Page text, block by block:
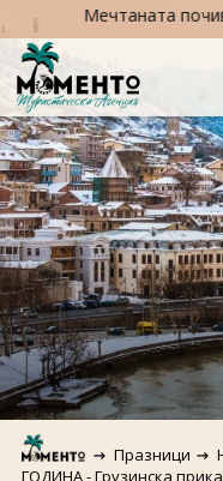
Мечтаната
ДЕСТИНАЦИИ
Австралия и Океания
Азия
Африка
Европа
Северна Америка
Южна Америка
ХОТЕЛИ
Хотели в България
Хотели в Гърция
Хотели в Турция
КРУИЗИ
ТУРЦИЯ
ПРАЗНИЦИ
Великден
Коледа
ПОЛЕЗНО
Празници
ГОДИНА - Грузинска